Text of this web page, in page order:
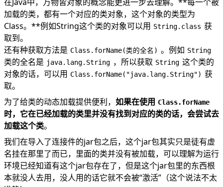
加载的类，都有一个对应的类对象，这个对象的类型为
Class。**例如String这个类的对象可以用 String.class 获
取到。
还有种获取方法是 Class.forName(类的全名) 。例如 String
类的全名是 java.lang.String ，所以获取 String 这个类的
对象的话，可以用 Class.forName("java.lang.String") 获
取。
为了给类的动态加载提供便利， 如果在使用 Class.forName
时，它在已经加载的类里并没有找到对应的类的话，会尝试去
加载这个类。
我们在导入了连接件的jar包之后，这个jar包其实只是徒有虚
名挂在那里了而已，里面的类并没有被加载，可以理解为运行
环境已经知道有这个jar包存在了，但是这个jar包里的东西根
本就没人去用，没人用的话它就不会被“激活”（这个说法不太